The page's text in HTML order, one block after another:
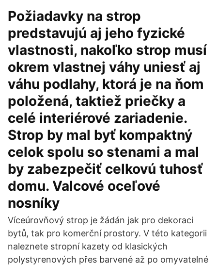
Požiadavky na strop
predstavujú aj jeho fyzické
vlastnosti, nakoľko strop musí
okrem vlastnej váhy uniesť aj
váhu podlahy, ktorá je na ňom
položená, taktiež priečky a
celé interiérové zariadenie.
Strop by mal byť kompaktný
celok spolu so stenami a mal
by zabezpečiť celkovú tuhosť
domu. Valcové oceľové
nosníky
Víceúrovňový strop je žádán jak pro dekoraci
bytů, tak pro komerční prostory. V této kategorii
naleznete stropní kazety od klasických
polystyrenových přes barvené až po omyvatelné